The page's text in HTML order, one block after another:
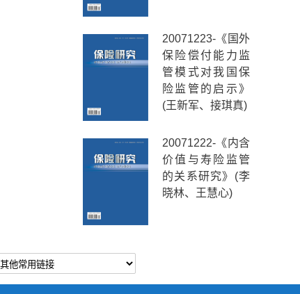
20071223-《国外
保险偿付能力监
管模式对我国保
险监管的启示》
(王新军、接琪真)
20071222-《内含
价值与寿险监管
的关系研究》(李
晓林、王慧心)